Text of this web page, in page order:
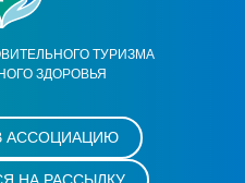
ТУРИЗМА
ЗДОРОВЬЯ
АССОЦИАЦИЮ